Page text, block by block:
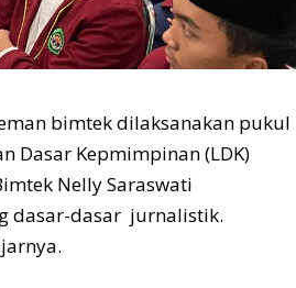
bimtek dilaksanakan pukul
Dasar Kepmimpinan (LDK)
Nelly Saraswati
dasar-dasar jurnalistik.